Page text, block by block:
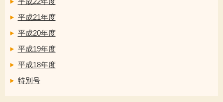
平成21年度
平成20年度
平成19年度
平成18年度
特別号